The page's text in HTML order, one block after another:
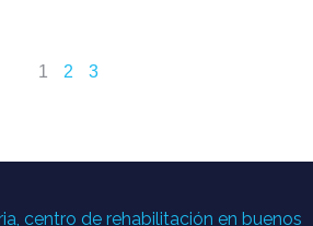
1 2 3